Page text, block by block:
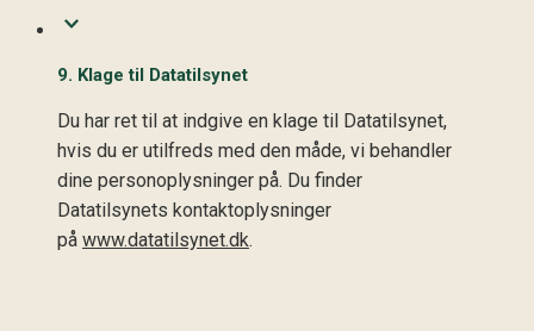
9. Klage til Datatilsynet
Du har ret til at indgive en klage til Datatilsynet,
hvis du er utilfreds med den måde, vi behandler
dine personoplysninger på. Du finder
Datatilsynets kontaktoplysninger
på www.datatilsynet.dk.